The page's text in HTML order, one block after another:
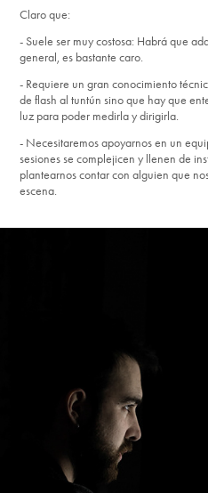
Claro que:
- Suele ser muy costosa: Habrá que
general, es bastante caro.
- Requiere un gran conocimiento
de flash al tuntún sino que hay que
luz para poder medirla y dirigirla.
- Necesitaremos apoyarnos en un
sesiones se complejicen y llenen de
plantearnos contar con alguien que
escena.